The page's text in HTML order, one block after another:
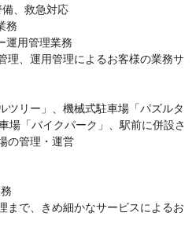
、救急対応
務
運用管理業務
理、運用管理によるお客様の業務サ
ツリー」、機械式駐車場「パズルタ
場「バイクパーク」、駅前に併設さ
の管理・運営
まで、きめ細かなサービスによるお